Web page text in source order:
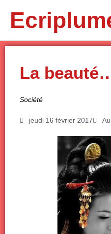
contenu
La
Société
jeudi 16 février 2017